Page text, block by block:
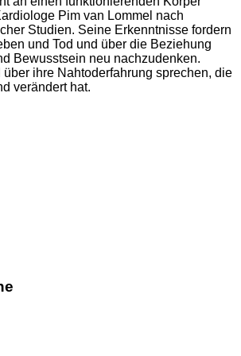
Pim van Lommel nach
Studien. Seine Erkenntnisse fordern
und Tod und über die Beziehung
Bewusstsein neu nachzudenken.
ihre Nahtoderfahrung sprechen, die
verändert hat.